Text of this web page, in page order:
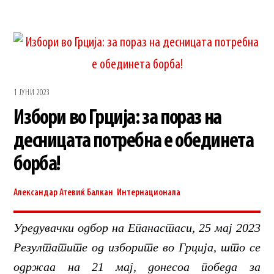
1 ЈУНИ 2023
Избори во Грција: за пораз на
десницата потребна е обединета
борба!
Александар Атевиќ Балкан Интернационала
Уредувачки одбор на Епанастаси, 25 мај 2023
Резултатите од изборите во Грција, што се
одржаа на 21 мај, донесоа победа за